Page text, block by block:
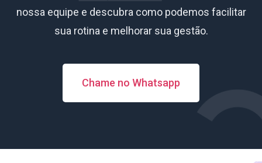
nossa equipe e descubra como podemos facilitar
sua rotina e melhorar sua gestão.
Chame no Whatsapp